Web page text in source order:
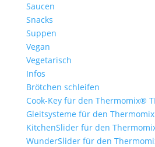
Saucen
Snacks
Suppen
Vegan
Vegetarisch
Infos
Brötchen schleifen
Cook-Key für den Thermomix®
Gleitsysteme für den Thermomix
KitchenSlider für den
WunderSlider für den